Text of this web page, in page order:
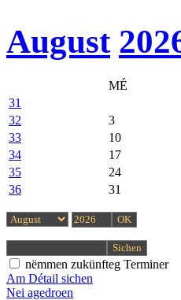
August
MÉ
31
32
3
33
10
34
17
35
24
36
31
nëmmen zukünfteg Terminer
Am Détail sichen
Nei agedroen